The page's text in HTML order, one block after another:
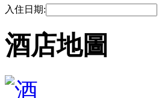
入住日期:
酒店地圖